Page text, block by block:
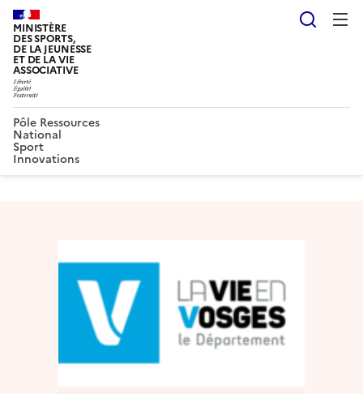
MINISTÈRE
DES SPORTS,
DE LA JEUNESSE
ET DE LA VIE
ASSOCIATIVE
Pôle Ressources
National
Sport
Innovations